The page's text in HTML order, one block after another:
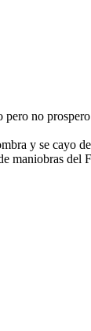
no
y se cayo
maniobras del